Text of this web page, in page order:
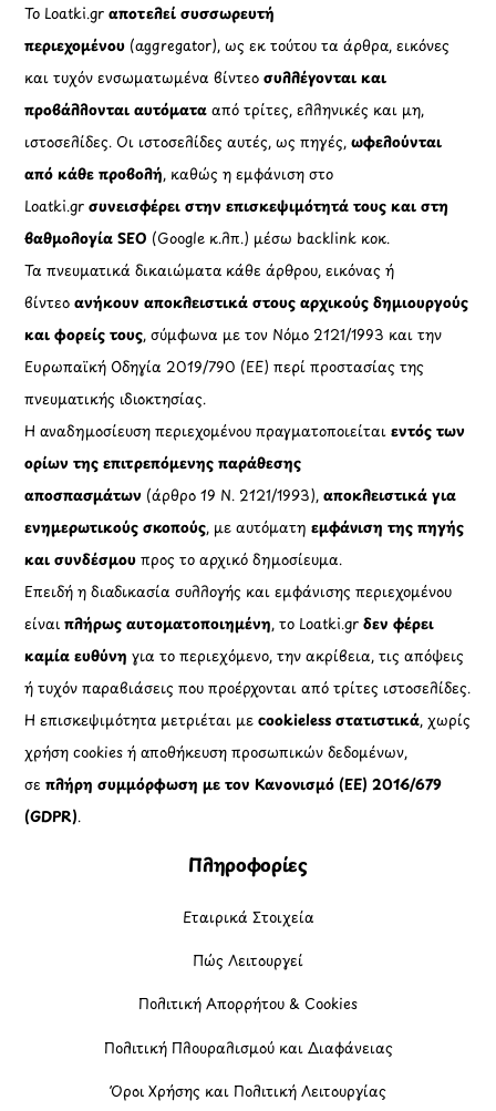
Το Loatki.grαποτελεί συσσωρευτή
περιεχομένου (aggregator), ως εκ τούτου τα άρθρα, εικόνες
και τυχόν ενσωματωμένα βίντεοσυλλέγονται και
προβάλλονται αυτόματααπό τρίτες, ελληνικές και μη,
ιστοσελίδες. Οι ιστοσελίδες αυτές, ως πηγές,ωφελούνται
από κάθε προβολή, καθώς η εμφάνιση στο
Loatki.gr συνεισφέρει στην επισκεψιμότητά τους και στη
βαθμολογία SEO (Google κ.λπ.) μέσω backlink κοκ.
Τα πνευματικά δικαιώματα κάθε άρθρου, εικόνας ή
βίντεοανήκουν αποκλειστικά στους αρχικούς δημιουργούς
και φορείς τους, σύμφωνα με τον Νόμο 2121/1993 και την
Ευρωπαϊκή Οδηγία 2019/790 (ΕΕ) περί προστασίας της
πνευματικής ιδιοκτησίας.
Η αναδημοσίευση περιεχομένου πραγματοποιείταιεντός των
ορίων της επιτρεπόμενης παράθεσης
αποσπασμάτων (άρθρο 19 Ν. 2121/1993), αποκλειστικά για
ενημερωτικούς σκοπούς, με αυτόματηεμφάνιση της πηγής
και συνδέσμου προς το αρχικό δημοσίευμα.
Επειδή η διαδικασία συλλογής και εμφάνισης περιεχομένου
είναιπλήρως αυτοματοποιημένη, το Loatki.grδεν φέρει
καμία ευθύνη για το περιεχόμενο, την ακρίβεια, τις απόψεις
ή τυχόν παραβιάσεις που προέρχονται από τρίτες ιστοσελίδες.
Η επισκεψιμότητα μετριέται μεcookieless στατιστικά, χωρίς
χρήση cookies ή αποθήκευση προσωπικών δεδομένων,
σεπλήρη συμμόρφωση με τον Κανονισμό (ΕΕ) 2016/679
(GDPR).
Πληροφορίες
Εταιρικά Στοιχεία
Πώς Λειτουργεί
Πολιτική Απορρήτου & Cookies
Πολιτική Πλουραλισμού και Διαφάνειας
Όροι Χρήσης και Πολιτική Λειτουργίας